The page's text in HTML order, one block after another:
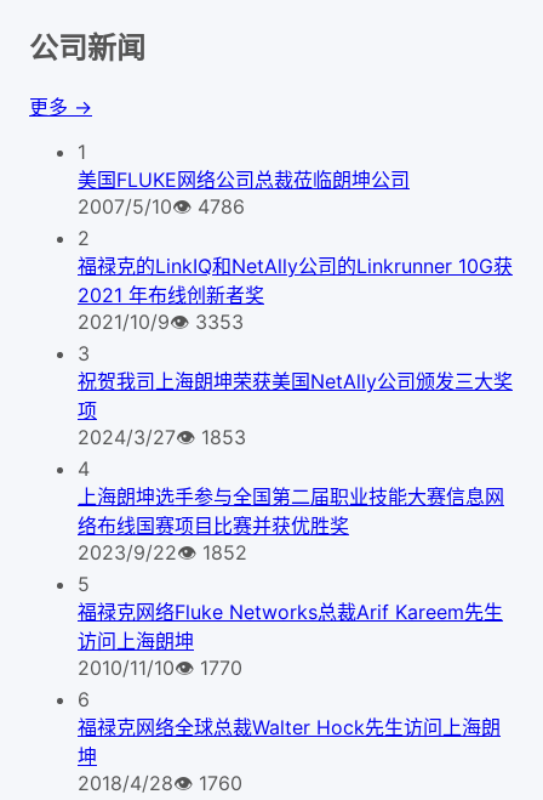
公司新闻
更多 →
1
美国FLUKE网络公司总裁莅临朗坤公司
2007/5/10👁 4786
2
福禄克的LinkIQ和NetAlly公司的Linkrunner 10G获
2021 年布线创新者奖
2021/10/9👁 3353
3
祝贺我司上海朗坤荣获美国NetAlly公司颁发三大奖
项
2024/3/27👁 1853
4
上海朗坤选手参与全国第二届职业技能大赛信息网
络布线国赛项目比赛并获优胜奖
2023/9/22👁 1852
5
福禄克网络Fluke Networks总裁Arif Kareem先生
访问上海朗坤
2010/11/10👁 1770
6
福禄克网络全球总裁Walter Hock先生访问上海朗
坤
2018/4/28👁 1760